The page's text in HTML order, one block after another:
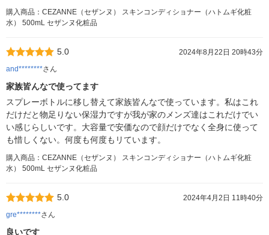
購入商品：CEZANNE（セザンヌ） スキンコンディショナー（ハトムギ化粧
水） 500mL セザンヌ化粧品
5.0
2024年8月22日 20時43分
and********さん
家族皆んなで使ってます
スプレーボトルに移し替えて家族皆んなで使っています。私はこれ
だけだと物足りない保湿力ですが我が家のメンズ達はこれだけでい
い感じらしいです。大容量で安価なので顔だけでなく全身に使って
も惜しくない。何度も何度もリています。
購入商品：CEZANNE（セザンヌ） スキンコンディショナー（ハトムギ化粧
水） 500mL セザンヌ化粧品
5.0
2024年4月2日 11時40分
gre********さん
良いです